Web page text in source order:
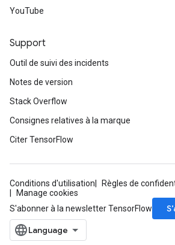
YouTube
Support
Outil de suivi des incidents
Notes de version
Stack Overflow
Consignes relatives à la marque
Citer TensorFlow
Conditions d'utilisation
Règles de
Manage cookies
S'abonner à la newsletter TensorFlow